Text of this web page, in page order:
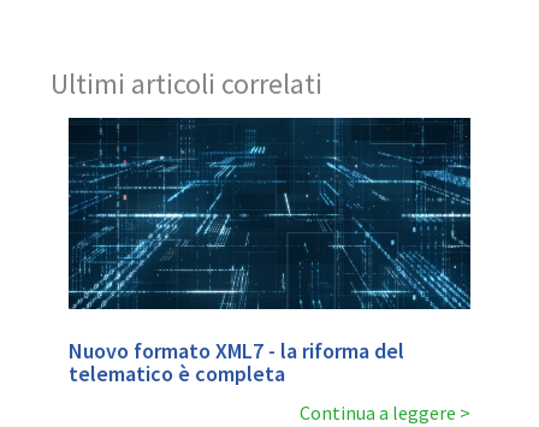
Ultimi articoli correlati
Nuovo formato XML7 - la riforma del
telematico è completa
Continua a leggere